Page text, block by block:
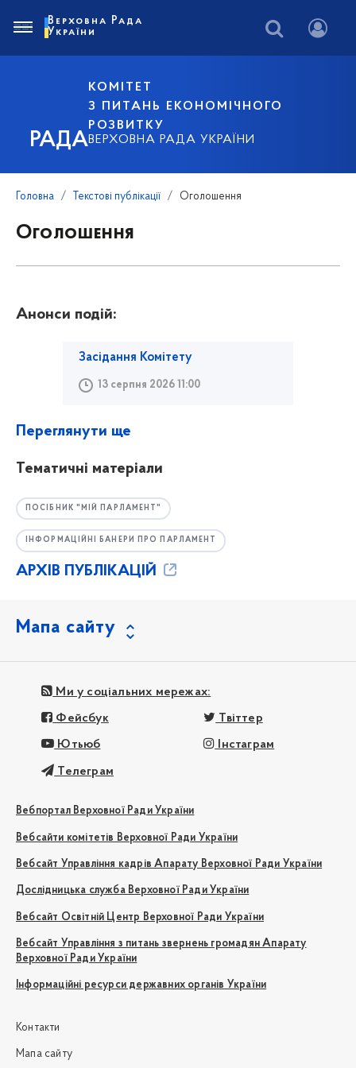
РАДА
КОМІТЕТ
З ПИТАНЬ ЕКОНОМІЧНОГО
РОЗВИТКУ
ВЕРХОВНА РАДА УКРАЇНИ
Верховна Рада
України
Головна Текстові публікації Оголошення
Оголошення
Анонси подій:
Засідання Комітету
13 серпня 2026 11:00
Переглянути ще
Тематичні матеріали
ПОСІБНИК "МІЙ ПАРЛАМЕНТ"
ІНФОРМАЦІЙНІ БАНЕРИ ПРО ПАРЛАМЕНТ
АРХІВ ПУБЛІКАЦІЙ
Мапа сайту
Ми у соціальних мережах:
Фейсбук Твіттер
Ютьюб Інстаграм
Телеграм
Вебпортал Верховної Ради України
Вебсайти комітетів Верховної Ради України
Вебсайт Управління кадрів Апарату Верховної Ради України
Дослідницька служба Верховної Ради України
Вебсайт Освітній Центр Верховної Ради України
Вебсайт Управління з питань звернень громадян Апарату
Верховної Ради України
Інформаційні ресурси державних органів України
Контакти
Мапа сайту